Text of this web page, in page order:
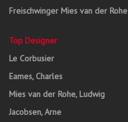
Freischwinger Mies van der Rohe
Top Designer
Le Corbusier
Eames, Charles
Mies van der Rohe, Ludwig
Jacobsen, Arne